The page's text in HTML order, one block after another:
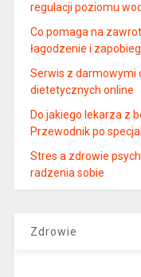
regulacji poziomu
Co pomaga na
łagodzenie i
Serwis z darmowymi
dietetycznych online
Do jakiego lekarza z
Przewodnik po
Stres a zdrowie
radzenia sobie
Zdrowie